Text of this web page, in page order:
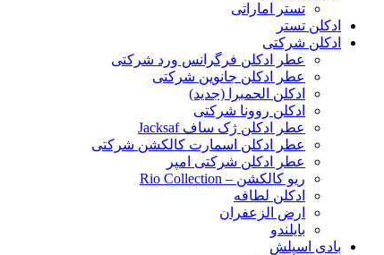
تستر اماراتی
ادکلن تستر
ادکلن شرکتی
عطر ادکلن فرگرانس ورد شرکتی
عطر ادکلن جانوین شرکتی
ادکلن الحمبرا (جدید)
ادکلن روونا شرکتی
عطر ادکلن ژک‌ ساف Jacksaf
عطر ادکلن اسمارت کالکشن شرکتی
عطر ادکلن شرکتی امپر
ریو کالکشن – Rio Collection
ادکلن لطافه
ارض الزعفران
بایلندو
بادی اسپلش